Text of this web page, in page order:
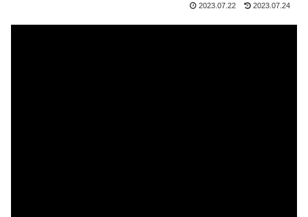
2023.07.22 2023.07.24